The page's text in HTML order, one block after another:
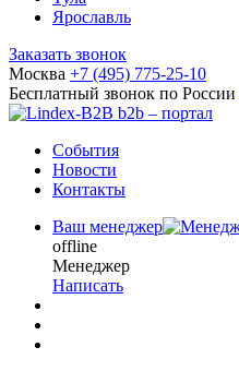
Ярославль
Заказать звонок
Москва +7 (495) 775-25-10
Бесплатный звонок по России
b2b – портал
События
Новости
Контакты
Ваш менеджер
offline
Менеджер
Написать